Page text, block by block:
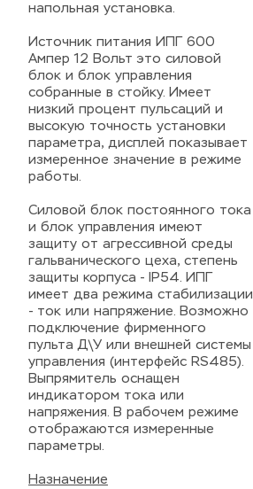
напольная установка.
Источник питания ИПГ 600
Ампер 12 Вольт это силовой
блок и блок управления
собранные в стойку. Имеет
низкий процент пульсаций и
высокую точность установки
параметра, дисплей показывает
измеренное значение в режиме
работы.
Силовой блок постоянного тока
и блок управления имеют
защиту от агрессивной среды
гальванического цеха, степень
защиты корпуса - IP54. ИПГ
имеет два режима стабилизации
- ток или напряжение. Возможно
подключение фирменного
пульта Д\У или внешней системы
управления (интерфейс RS485).
Выпрямитель оснащен
индикатором тока или
напряжения. В рабочем режиме
отображаются измеренные
параметры.
Назначение